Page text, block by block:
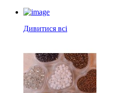
Дивитися всі